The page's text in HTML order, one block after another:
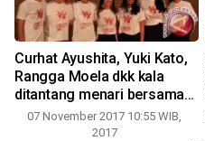
Curhat Ayushita, Yuki Kato,
Rangga Moela dkk kala
ditantang menari bersama
(video)
07 November 2017 10:55 WIB,
2017